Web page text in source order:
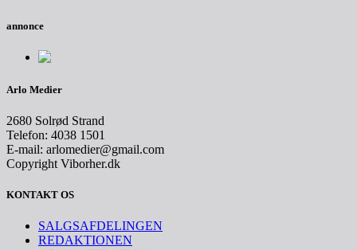
annonce
Arlo Medier
2680 Solrød Strand
Telefon: 4038 1501
E-mail: arlomedier@gmail.com
Copyright Viborher.dk
KONTAKT OS
SALGSAFDELINGEN
REDAKTIONEN